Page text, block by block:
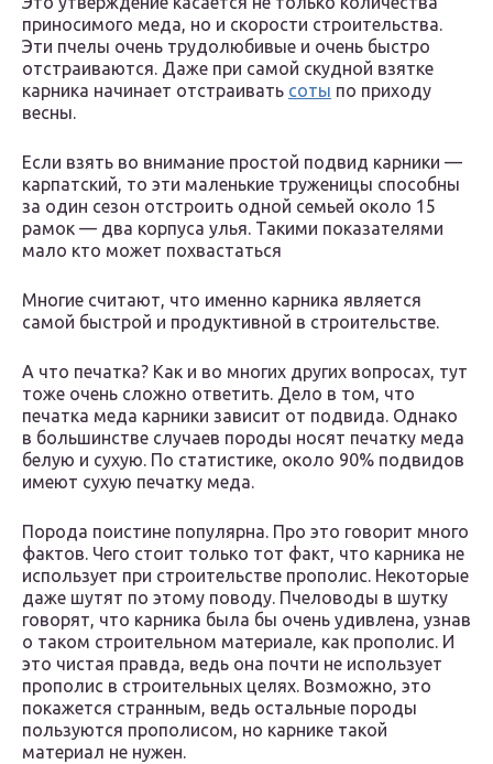
приносимого меда, но и скорости строительства.
Эти пчелы очень трудолюбивые и очень быстро
отстраиваются. Даже при самой скудной взятке
карника начинает отстраивать соты по приходу
весны.
Если взять во внимание простой подвид карники —
карпатский, то эти маленькие труженицы способны
за один сезон отстроить одной семьей около 15
рамок — два корпуса улья. Такими показателями
мало кто может похвастаться
Многие считают, что именно карника является
самой быстрой и продуктивной в строительстве.
А что печатка? Как и во многих других вопросах, тут
тоже очень сложно ответить. Дело в том, что
печатка меда карники зависит от подвида. Однако
в большинстве случаев породы носят печатку меда
белую и сухую. По статистике, около 90% подвидов
имеют сухую печатку меда.
Порода поистине популярна. Про это говорит много
фактов. Чего стоит только тот факт, что карника не
использует при строительстве прополис. Некоторые
даже шутят по этому поводу. Пчеловоды в шутку
говорят, что карника была бы очень удивлена, узнав
о таком строительном материале, как прополис. И
это чистая правда, ведь она почти не использует
прополис в строительных целях. Возможно, это
покажется странным, ведь остальные породы
пользуются прополисом, но карнике такой
материал не нужен.